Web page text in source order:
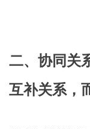
二、协同关
互补关系，